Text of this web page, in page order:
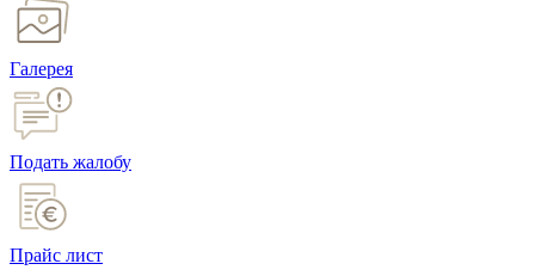
Галерея
Подать жалобу
Прайс лист